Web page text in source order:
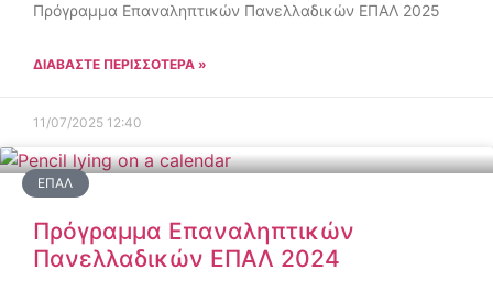
Πρόγραμμα Επαναληπτικών Πανελλαδικών ΕΠΑΛ 2025
ΔΙΑΒΑΣΤΕ ΠΕΡΙΣΣΟΤΕΡΑ »
11/07/2025 12:40
ΕΠΑΛ
Πρόγραμμα Επαναληπτικών
Πανελλαδικών ΕΠΑΛ 2024